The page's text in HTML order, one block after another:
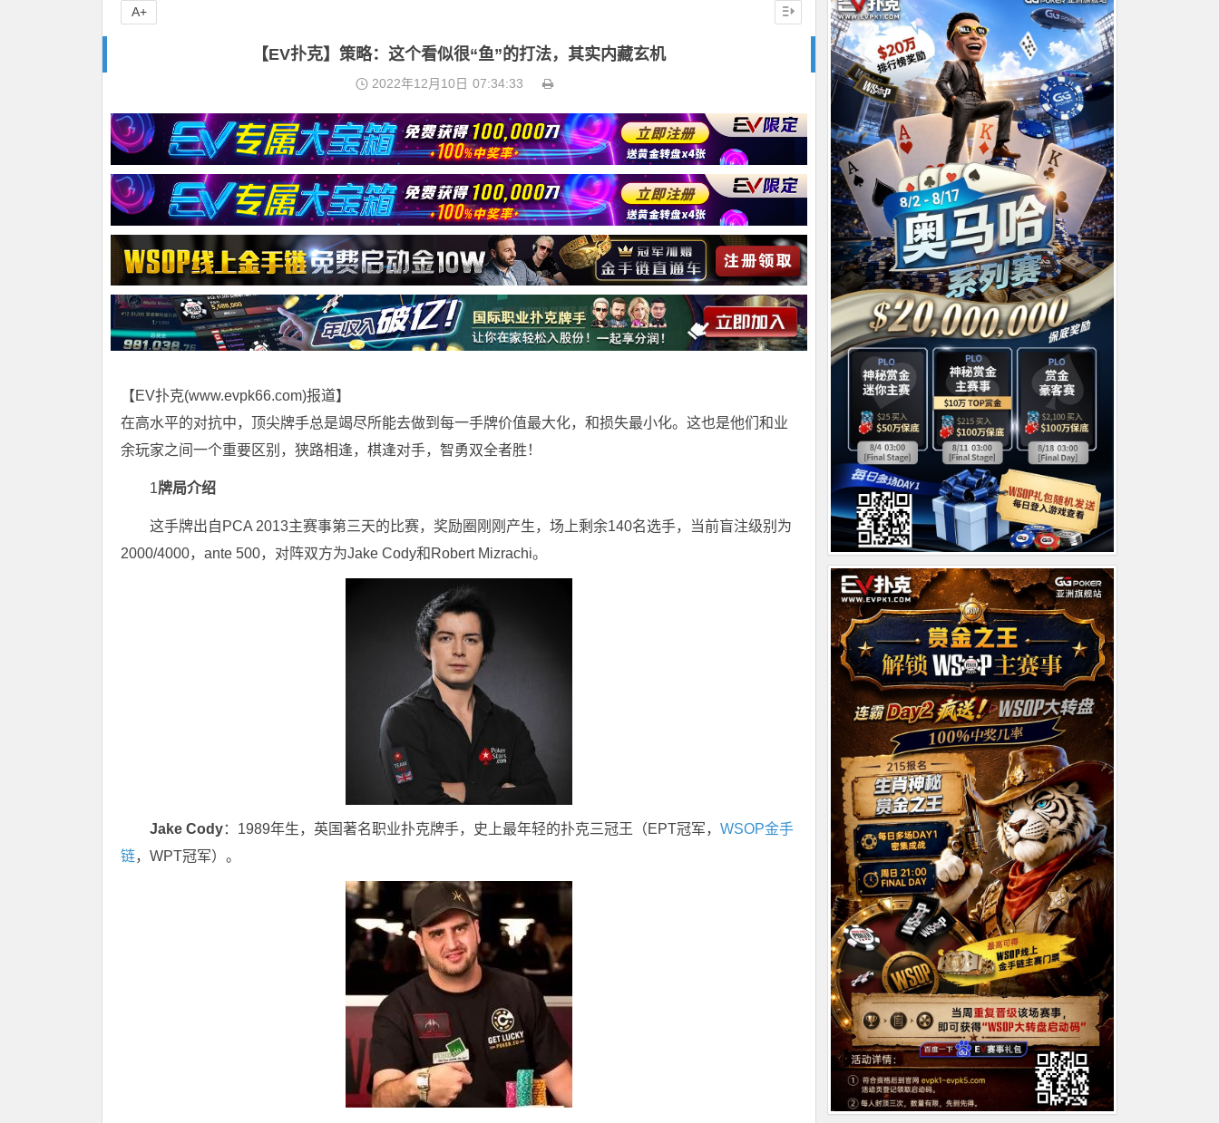
【EV扑克】策略：这个看似很“鱼”的打法，其实内藏玄机
2022年12月10日 07:34:33
【EV扑克(www.evpk66.com)报道】
在高水平的对抗中，顶尖牌手总是竭尽所能去做到每一手牌价值最大化，和损失最小化。这也是他们和业
余玩家之间一个重要区别，狭路相逢，棋逢对手，智勇双全者胜！
1牌局介绍
这手牌出自PCA 2013主赛事第三天的比赛，奖励圈刚刚产生，场上剩余140名选手，当前盲注级别为
2000/4000，ante 500，对阵双方为Jake Cody和Robert Mizrachi。
Jake Cody：1989年生，英国著名职业扑克牌手，史上最年轻的扑克三冠王（EPT冠军， WSOP金手
链，WPT冠军）。
A+